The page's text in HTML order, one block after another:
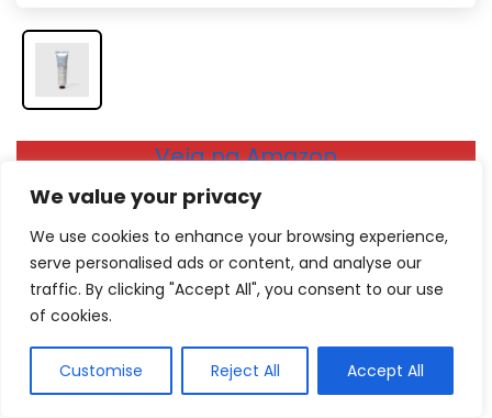
We value your privacy
We use cookies to enhance your browsing experience,
serve personalised ads or content, and analyse our
traffic. By clicking "Accept All", you consent to our use
of cookies.
Customise Reject All Accept All
Veja na Amazon
Veja na Americanas
Hidratação de longa duração para as
mãos e antioxidante
Este creme para mãos envelhecidas da Océane é
ideal para quem procura por um creme com uma
fragrância leve e feminina, visto que contém notas